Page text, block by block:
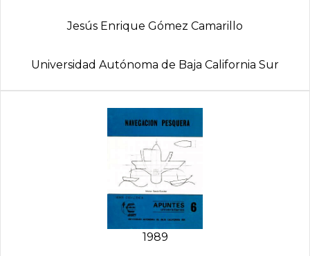
Jesús Enrique Gómez Camarillo
Universidad Autónoma de Baja California Sur
1989